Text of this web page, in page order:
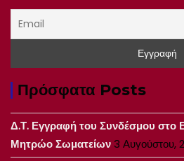
Πρόσφατα Posts
Δ.Τ. Εγγραφή του Συνδέσμου στο
Μητρώο Σωματείων3 Αυγούστου,